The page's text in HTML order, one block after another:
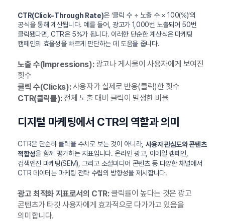
CTR(Click-Through Rate)은 ‘클릭 수 ÷ 노출 수 × 100(%)’의
공식을 통해 계산됩니다. 예를 들어, 광고가 1,000번 노출되어 50번
클릭됐다면, CTR은 5%가 됩니다. 이러한 단순한 계산식은 마케팅
캠페인의 효율성을 빠르게 판단하는 데 도움을 줍니다.
노출 수(Impressions):광고나 게시물이 사용자에게 보여진
횟수
클릭 수(Clicks):사용자가 실제로 반응(클릭)한 횟수
CTR(클릭률):전체 노출 대비 클릭이 발생한 비율
디지털 마케팅에서 CTR의 역할과 의미
CTR은 단순히 클릭을 수치로 보는 것이 아니라, 사용자 관심도와 콘텐츠
적합성을 함께 평가하는 지표입니다. 온라인 광고, 이메일 캠페인,
검색엔진 마케팅(SEM), 그리고 소셜미디어 콘텐츠 등 다양한 채널에서
CTR 데이터는 마케팅 전략 수립의 방향성을 제시합니다.
광고 최적화 지표로서의 CTR:클릭률이 높다는 것은 광고
콘텐츠가 타깃 사용자에게 효과적으로 다가가고 있음을
의미합니다.